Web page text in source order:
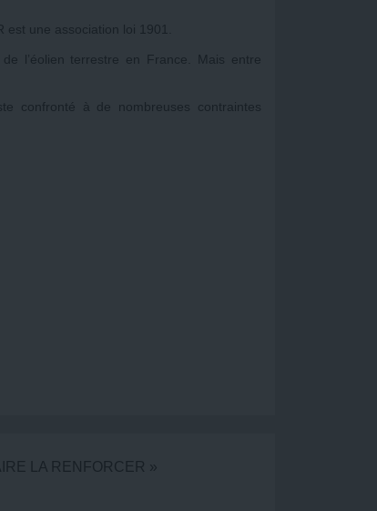
une association loi 1901.
l’éolien terrestre en France. Mais entre
confronté à de nombreuses contraintes
LA RENFORCER »